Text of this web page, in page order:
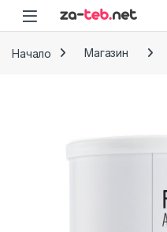
Skip to navigation
Skip to content
Начало Магазин